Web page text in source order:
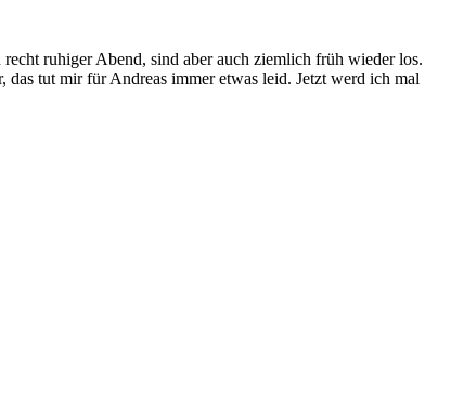
ruhiger Abend, sind aber auch ziemlich früh wieder los.
das tut mir für Andreas immer etwas leid. Jetzt werd ich mal